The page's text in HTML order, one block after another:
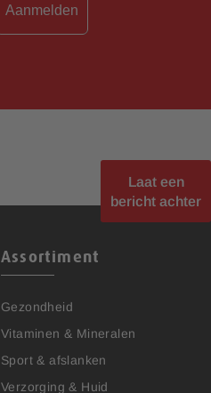
Aanmelden
Assortiment
Gezondheid
Vitaminen & Mineralen
Sport & afslanken
Verzorging & Huid
Laat een
bericht achter